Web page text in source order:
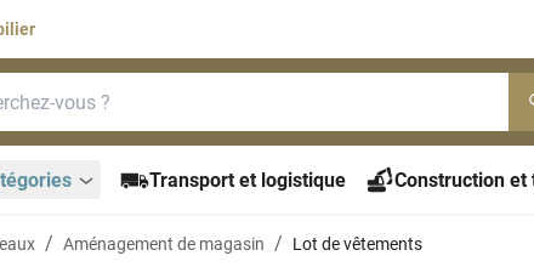
Transport et logistique Construction
Aménagement de magasin Lot de vêtements